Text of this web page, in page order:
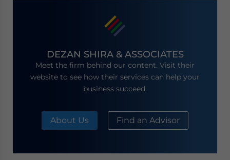
DEZAN SHIRA & ASSOCIATES
Meet the firm behind our content. Visit their
website to see how their services can help your
business succeed.
About Us Find an Advisor